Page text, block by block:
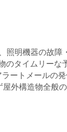
照明機器の故障
タイムリーな
ートメールの
外構造物全般